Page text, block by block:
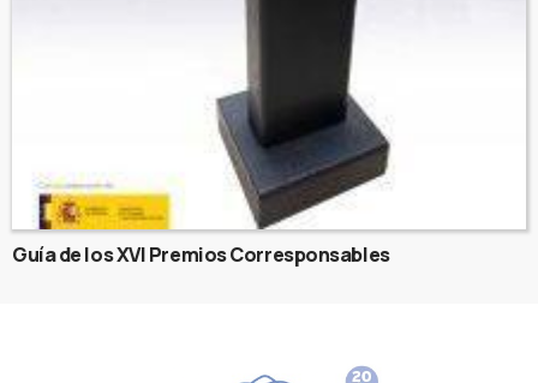
Guía de los XVI Premios Corresponsables